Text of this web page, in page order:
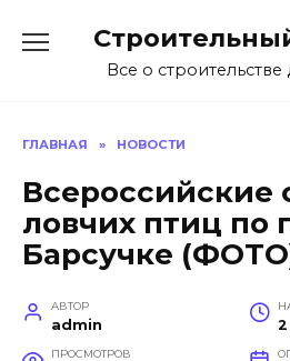
содержаниюВсе о
ГЛАВНАЯ » НОВОСТИ
Всероссийские
ловчих птиц по
Барсучке
АВТОР
admin
ПРОСМОТРОВ